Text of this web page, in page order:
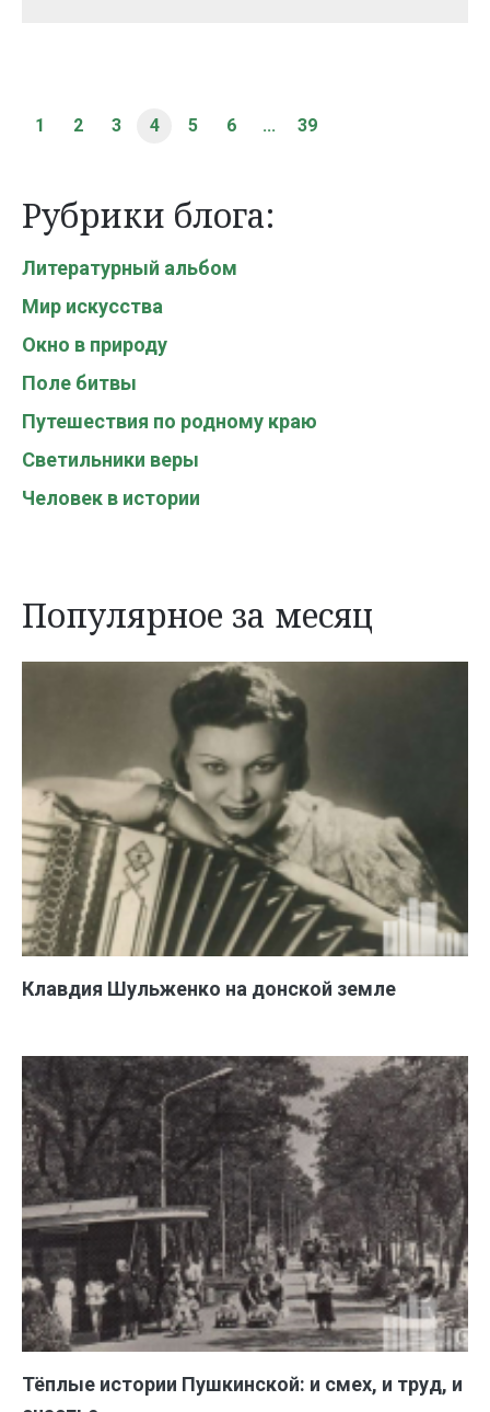
1 2 3 4 5 6 ... 39
Рубрики блога:
Литературный альбом
Мир искусства
Окно в природу
Поле битвы
Путешествия по родному краю
Светильники веры
Человек в истории
Популярное за месяц
Клавдия Шульженко на донской земле
Тёплые истории Пушкинской: и смех, и труд, и